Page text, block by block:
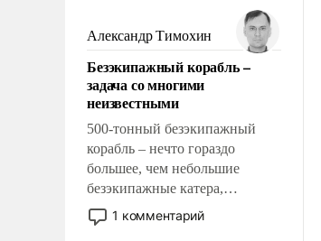
мужественным и твердым под
ударами судьбы, брать на себя
ответственность, помогать
слабым, идти вперед и
адаптироваться.
Александр Тимохин
Безэкипажный корабль –
задача со многими
неизвестными
500-тонный безэкипажный
корабль – нечто гораздо
большее, чем небольшие
безэкипажные катера,
применение которых уже
стало обыденностью. Задача по
1 комментарий